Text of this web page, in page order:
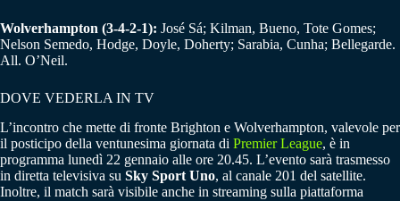
Wolverhampton (3-4-2-1): José Sá; Kilman, Bueno, Tote Gomes;
Nelson Semedo, Hodge, Doyle, Doherty; Sarabia, Cunha; Bellegarde.
All. O’Neil.
DOVE VEDERLA IN TV
L’incontro che mette di fronte Brighton e Wolverhampton, valevole per
il posticipo della ventunesima giornata di Premier League, è in
programma lunedì 22 gennaio alle ore 20.45. L’evento sarà trasmesso
in diretta televisiva su Sky Sport Uno, al canale 201 del satellite.
Inoltre, il match sarà visibile anche in streaming sulla piattaforma